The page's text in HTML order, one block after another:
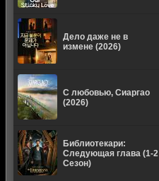
Дело даже не в
измене (2026)
С любовью, Сиаргао
(2026)
Библиотекари:
Следующая глава (1-2
Сезон)